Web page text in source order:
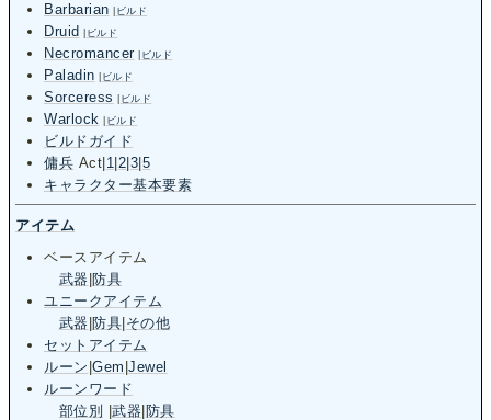
Barbarian ビルド
Druid ビルド
Necromancer ビルド
Paladin ビルド
Sorceress ビルド
Warlock ビルド
ビルドガイド
傭兵 Act 1 2 3 5
キャラクター基本要素
アイテム
ベースアイテム
武器 防具
ユニークアイテム
武器 防具 その他
セットアイテム
ルーン |Gem |Jewel
ルーンワード
部位別
|武器 防具